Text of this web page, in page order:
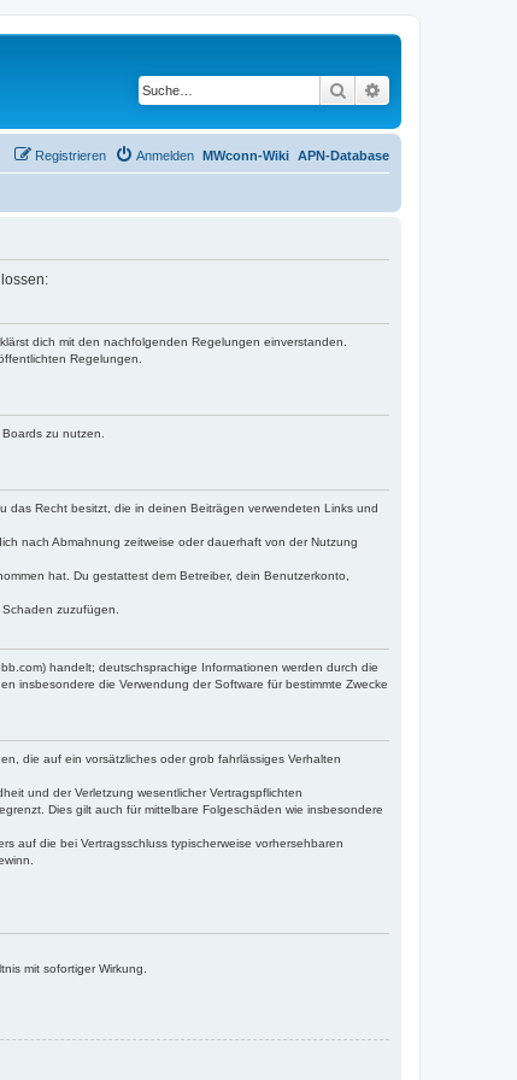
Suche
APN-Database
MWconn-Wiki
Anmelden
Registrieren
dich mit den nachfolgenden Regelungen einverstanden.
Regelungen.
zu nutzen.
das Recht besitzt, die in deinen Beiträgen verwendeten Links und
nach Abmahnung zeitweise oder dauerhaft von der Nutzung
hat. Du gestattest dem Betreiber, dein Benutzerkonto,
zuzufügen.
handelt; deutschsprachige Informationen werden durch die
insbesondere die Verwendung der Software für bestimmte Zwecke
die auf ein vorsätzliches oder grob fahrlässiges Verhalten
und der Verletzung wesentlicher Vertragspflichten
Dies gilt auch für mittelbare Folgeschäden wie insbesondere
auf die bei Vertragsschluss typischerweise vorhersehbaren
mit sofortiger Wirkung.